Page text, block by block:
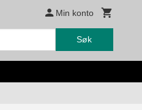
Min konto
Søk